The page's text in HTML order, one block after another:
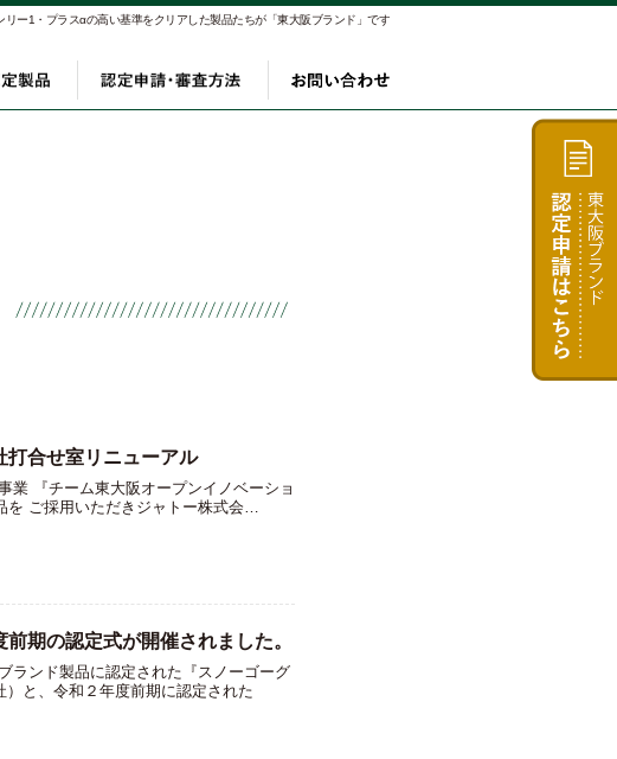
ー1・プラスαの高い基準をクリアした製品たちが「東大阪ブランド」です
モノづくり認定製品 認定申請・審査方法
打合せ室リニューアル
業 『チーム東大阪オープンイノベーショ
ご採用いただきジャトー株式会…
期の認定式が開催されました。
ンド製品に認定された『スノーゴーグ
と、令和２年度前期に認定された